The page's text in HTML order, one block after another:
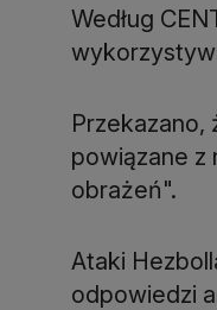
Według
Przekazano,
powiązane z
obrażeń".
Ataki
odpowiedzi